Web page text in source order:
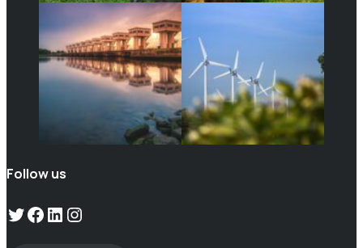
Follow us
Twitter
Facebook
LinkedIn
Instagram